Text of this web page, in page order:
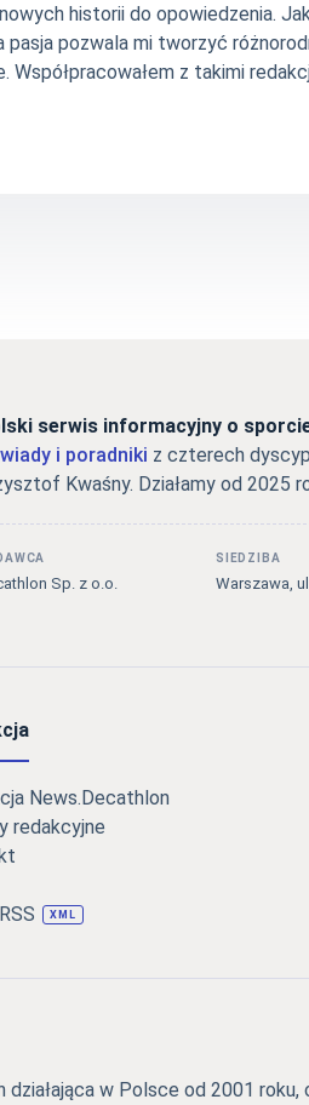
historii do opowiedzenia.
pozwala mi tworzyć
z takimi
serwis informacyjny o
i poradniki z czterech
Kwaśny. Działamy od 2025
Sp. z o.o.
SIEDZIBA
Warszawa,
News.Decathlon
redakcyjne
XML
w Polsce od 2001